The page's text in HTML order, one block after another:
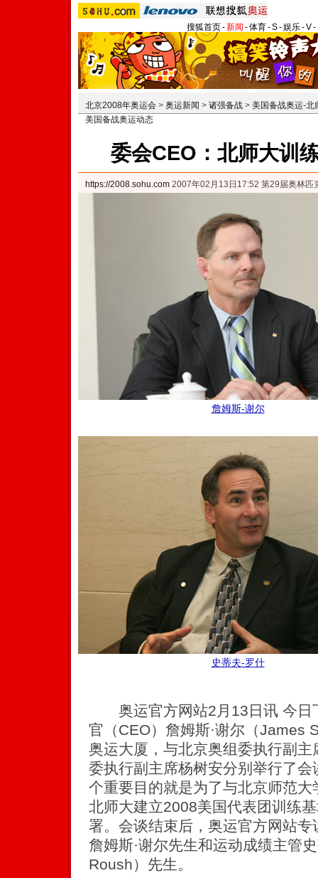
搜狐首页-新闻 -体育-S-娱乐-V-
北京2008年奥运会 > 奥运新闻 > 诸强备战 > 美国备战奥运-北
美国备战奥运动态
委会CEO：北师大训
https://2008.sohu.com 2007年02月13日17:52 第29届奥林匹
詹姆斯-谢尔
史蒂夫-罗什
奥运官方网站2月13日讯 今日
官（CEO）詹姆斯·谢尔（James
奥运大厦，与北京奥组委执行副
委执行副主席杨树安分别举行了
个重要目的就是为了与北京师范
北师大建立2008美国代表团训练
署。会谈结束后，奥运官方网站
詹姆斯·谢尔先生和运动成绩主管
Roush）先生。